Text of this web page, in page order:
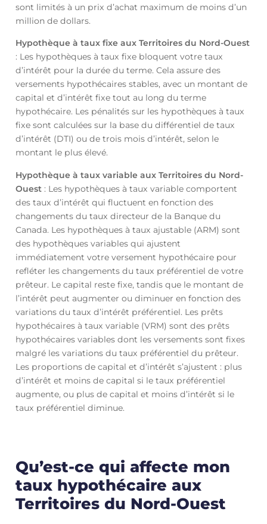
sont limités à un prix d’achat maximum de moins d’un
million de dollars.
Hypothèque à taux fixe aux Territoires du Nord-Ouest
: Les hypothèques à taux fixe bloquent votre taux
d’intérêt pour la durée du terme. Cela assure des
versements hypothécaires stables, avec un montant de
capital et d’intérêt fixe tout au long du terme
hypothécaire. Les pénalités sur les hypothèques à taux
fixe sont calculées sur la base du différentiel de taux
d’intérêt (DTI) ou de trois mois d’intérêt, selon le
montant le plus élevé.
Hypothèque à taux variable aux Territoires du Nord-
Ouest: Les hypothèques à taux variable comportent
des taux d’intérêt qui fluctuent en fonction des
changements du taux directeur de la Banque du
Canada. Les hypothèques à taux ajustable (ARM) sont
des hypothèques variables qui ajustent
immédiatement votre versement hypothécaire pour
refléter les changements du taux préférentiel de votre
prêteur. Le capital reste fixe, tandis que le montant de
l’intérêt peut augmenter ou diminuer en fonction des
variations du taux d’intérêt préférentiel. Les prêts
hypothécaires à taux variable (VRM) sont des prêts
hypothécaires variables dont les versements sont fixes
malgré les variations du taux préférentiel du prêteur.
Les proportions de capital et d’intérêt s’ajustent : plus
d’intérêt et moins de capital si le taux préférentiel
augmente, ou plus de capital et moins d’intérêt si le
taux préférentiel diminue.
Qu’est-ce qui affecte mon
taux hypothécaire aux
Territoires du Nord-Ouest